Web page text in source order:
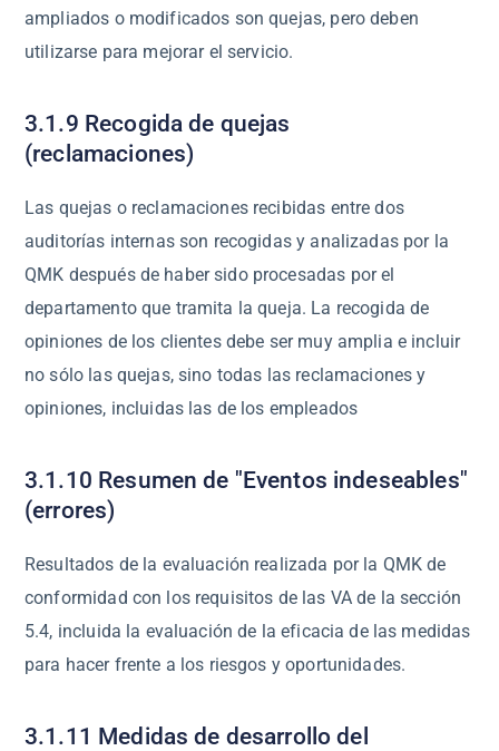
ampliados o modificados son quejas, pero deben
utilizarse para mejorar el servicio.
3.1.9 Recogida de quejas
(reclamaciones)
Las quejas o reclamaciones recibidas entre dos
auditorías internas son recogidas y analizadas por la
QMK después de haber sido procesadas por el
departamento que tramita la queja. La recogida de
opiniones de los clientes debe ser muy amplia e incluir
no sólo las quejas, sino todas las reclamaciones y
opiniones, incluidas las de los empleados
3.1.10 Resumen de "Eventos indeseables"
(errores)
Resultados de la evaluación realizada por la QMK de
conformidad con los requisitos de las VA de la sección
5.4, incluida la evaluación de la eficacia de las medidas
para hacer frente a los riesgos y oportunidades.
3.1.11 Medidas de desarrollo del